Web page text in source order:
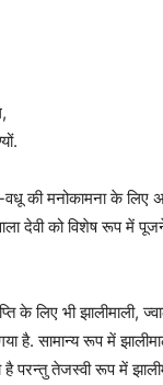
की मनोकामना के लिए
देवी को विशेष रूप में
के लिए भी झालीमाली,
है. सामान्य रूप में
है परन्तु तेजस्वी रूप में